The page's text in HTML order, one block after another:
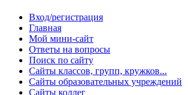
Вход/регистрация
Главная
Мой мини-сайт
Ответы на вопросы
Поиск по сайту
Сайты классов, групп, кружков...
Сайты образовательных учреждений
Сайты коллег